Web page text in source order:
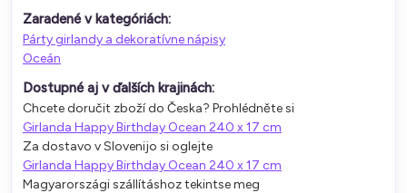
Zaradené v kategóriách:
Párty girlandy a dekoratívne nápisy
Oceán
Dostupné aj v ďalších krajinách:
Chcete doručit zboží do Česka? Prohlédněte si
Girlanda Happy Birthday Ocean 240 x 17 cm
Za dostavo v Slovenijo si oglejte
Girlanda Happy Birthday Ocean 240 x 17 cm
Magyarországi szállításhoz tekintse meg